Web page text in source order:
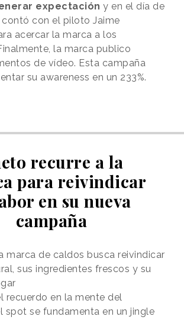
expectación y en el día de
con el piloto Jaime
acercar la marca a los
la marca publico
de vídeo. Esta campaña
su awareness en un 233%.
recurre a la
para reivindicar
en su nueva
campaña
marca de caldos busca reivindicar
sus ingredientes frescos y su
recuerdo en la mente del
spot se fundamenta en un jingle